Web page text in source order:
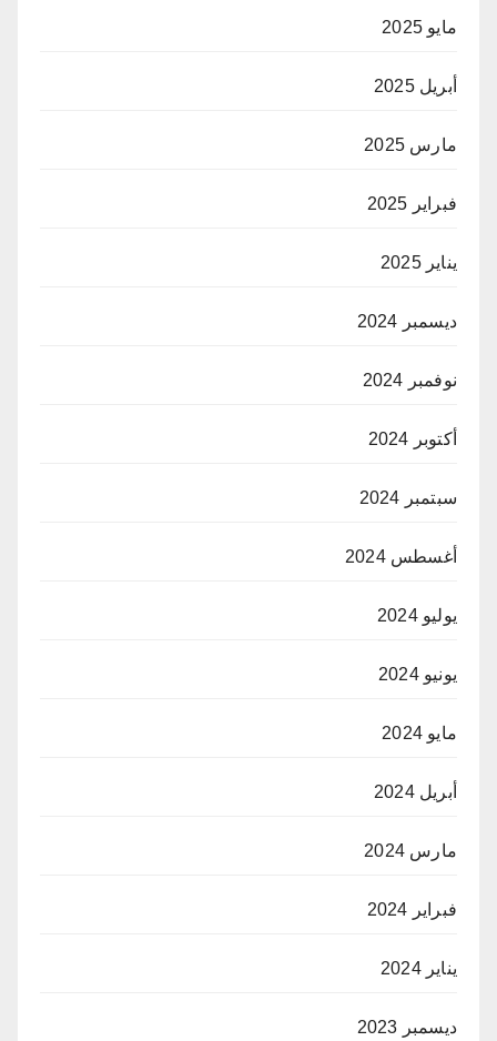
مايو 2025
أبريل 2025
مارس 2025
فبراير 2025
يناير 2025
ديسمبر 2024
نوفمبر 2024
أكتوبر 2024
سبتمبر 2024
أغسطس 2024
يوليو 2024
يونيو 2024
مايو 2024
أبريل 2024
مارس 2024
فبراير 2024
يناير 2024
ديسمبر 2023